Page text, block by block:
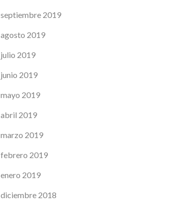
septiembre 2019
agosto 2019
julio 2019
junio 2019
mayo 2019
abril 2019
marzo 2019
febrero 2019
enero 2019
diciembre 2018